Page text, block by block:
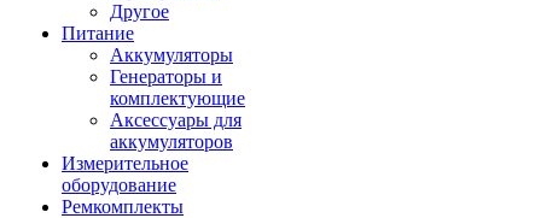
Другое
Питание
Аккумуляторы
Генераторы и
комплектующие
Аксессуары для
аккумуляторов
Измерительное
оборудование
Ремкомплекты